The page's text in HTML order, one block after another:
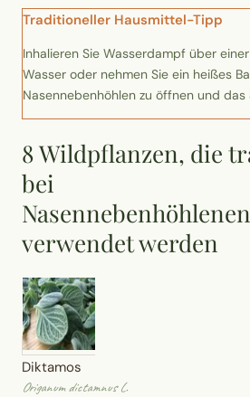
Sammlungen
Glossar
Traditioneller Hausmittel-Tipp
Inhalieren Sie Wasserdampf über
Wasser oder nehmen Sie ein heißes
Nasennebenhöhlen zu öffnen und das
8 Wildpflanzen, die
bei
verwendet werden
Diktamos
Origanum dictamnus L.